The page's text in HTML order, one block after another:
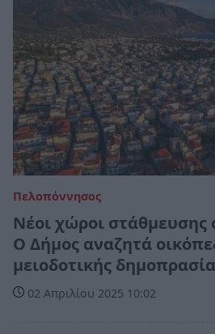
Πελοπόννησος
Νέοι χώροι
Ο Δήμος αναζητά
μειοδοτικής
02 Απριλίου 2025 10:02